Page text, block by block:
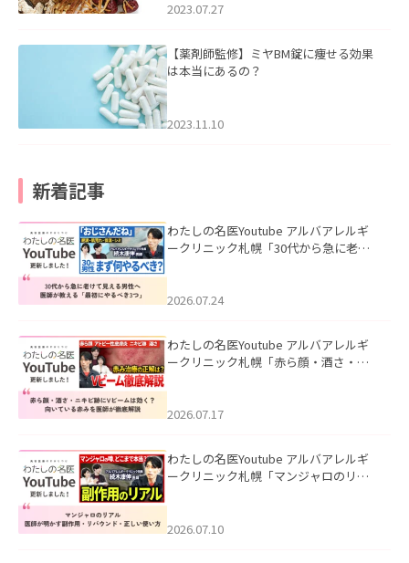
2023.07.27
【薬剤師監修】ミヤBM錠に痩せる効果
は本当にあるの？
2023.11.10
新着記事
わたしの名医Youtube アルバアレルギ
ークリニック札幌「30代から急に老け
た。
2026.07.24
わたしの名医Youtube アルバアレルギ
ークリニック札幌「赤ら顔・酒さ・ニ
した。
2026.07.17
わたしの名医Youtube アルバアレルギ
ークリニック札幌「マンジャロのリア
た。
2026.07.10